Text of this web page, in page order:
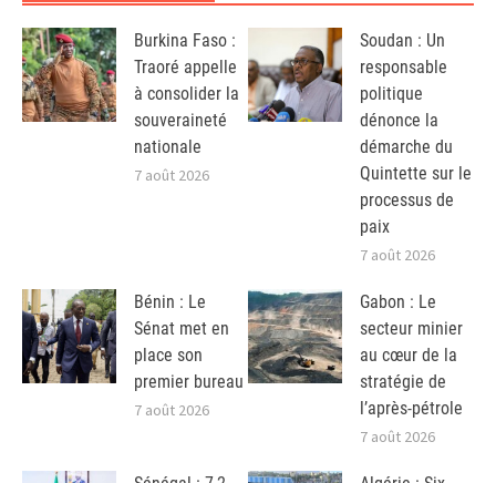
Burkina Faso :
Traoré appelle
à consolider la
souveraineté
nationale
7 août 2026
Soudan : Un
responsable
politique
dénonce la
démarche du
Quintette sur le
processus de
paix
7 août 2026
Bénin : Le
Sénat met en
place son
premier bureau
7 août 2026
Gabon : Le
secteur minier
au cœur de la
stratégie de
l’après-pétrole
7 août 2026